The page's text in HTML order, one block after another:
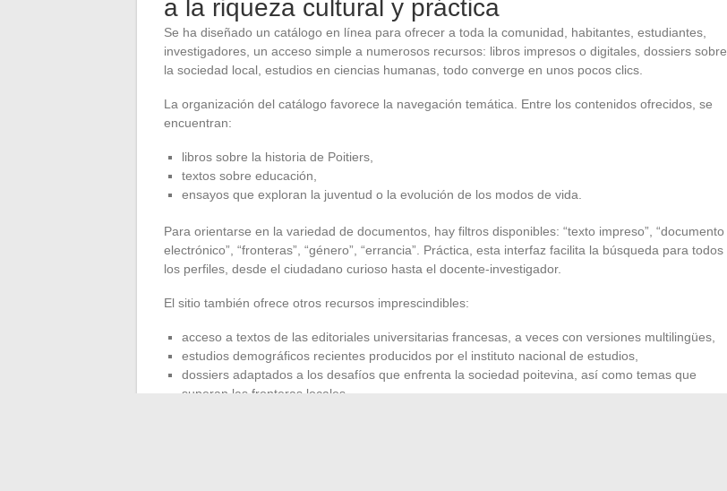
a la riqueza cultural y práctica
Se ha diseñado un catálogo en línea para ofrecer a toda la comunidad, habitantes, estudiantes,
investigadores, un acceso simple a numerosos recursos: libros impresos o digitales, dossiers sobre
la sociedad local, estudios en ciencias humanas, todo converge en unos pocos clics.
La organización del catálogo favorece la navegación temática. Entre los contenidos ofrecidos, se
encuentran:
libros sobre la historia de Poitiers,
textos sobre educación,
ensayos que exploran la juventud o la evolución de los modos de vida.
Para orientarse en la variedad de documentos, hay filtros disponibles: “texto impreso”, “documento
electrónico”, “fronteras”, “género”, “errancia”. Práctica, esta interfaz facilita la búsqueda para todos
los perfiles, desde el ciudadano curioso hasta el docente-investigador.
El sitio también ofrece otros recursos imprescindibles:
acceso a textos de las editoriales universitarias francesas, a veces con versiones multilingües,
estudios demográficos recientes producidos por el instituto nacional de estudios,
dossiers adaptados a los desafíos que enfrenta la sociedad poitevina, así como temas que
superan las fronteras locales.